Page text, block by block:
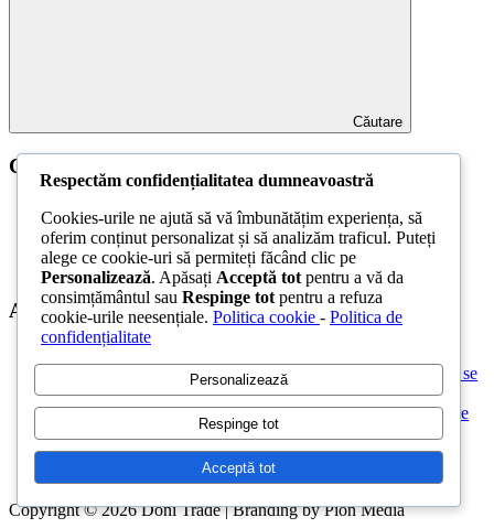
Căutare
Categorii
Amenajare Exterior
Amenajare Interior
Construcții
Noutăți
Articole recente
Parchet laminat sau SPC? Diferențele care contează
Materiale pentru zidărie – avantajele fiecărei soluții și când se
folosesc
Ghid practic pentru alegerea vopselei lavabile pentru fiecare
Produse indispensabile pentru lucrările de întreținere din
Copyright © 2026 Doni Trade | Branding by Pion Media
Respectăm confidențialitatea dumneavoastră
Cookies-urile ne ajută să vă îmbunătățim experiența, să
oferim conținut personalizat și să analizăm traficul. Puteți
alege ce cookie-uri să permiteți făcând clic pe
Personalizează. Apăsați Acceptă tot pentru a vă da
consimțământul sau Respinge tot pentru a refuza
cookie-urile neesențiale. Politica cookie - Politica de
confidențialitate
Personalizează
Respinge tot
Acceptă tot